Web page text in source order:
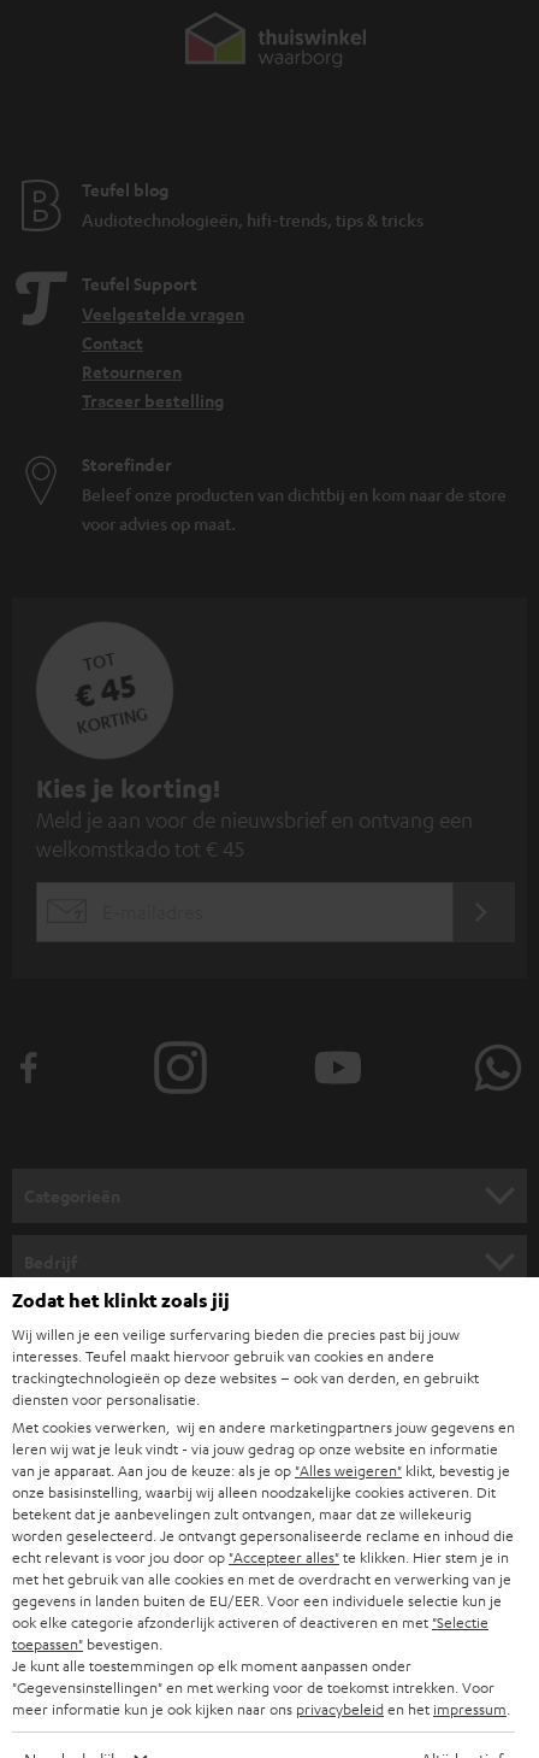
Teufel blog
Audiotechnologieën, hifi-trends, tips & tricks
Teufel Support
Veelgestelde vragen
Contact
Retourneren
Traceer bestelling
Storefinder
Beleef onze producten van dichtbij en kom naar de store
voor advies op maat.
TOT
€ 45
KORTING
A
a
n
n
i
e
u
w
s
b
r
i
e
f
Kies je korting!
Meld je aan voor de nieuwsbrief en ontvang een
welkomstkado tot € 45
COMPLETE SYSTEMEN
SOUNDBARS
HIFI-SPEAKERS
SMART HOME
BLUETOOTH
KOPTELEFOONS
BLUETOOTH KOPTELEFOONS
COMPLETE SETS
CARRIÈRE
PERS & MARKETING
B2B
PARTNERPROGRAMMA
BLOG
NEWSLETTER
STORES
Teufel online shops
DUITSLAND
OOSTENRIJK
ZWITSERLAND
NEDERLAND
BELGIË
FRANKRIJK
Zodat het klinkt zoals jij
Wij willen je een veilige surfervaring bieden die precies past bij jouw
interesses. Teufel maakt hiervoor gebruik van cookies en andere
trackingtechnologieën op deze websites – ook van derden, en gebruikt
diensten voor personalisatie.
Met cookies verwerken, wij en andere marketingpartners jouw gegevens en
leren wij wat je leuk vindt - via jouw gedrag op onze website en informatie
van je apparaat. Aan jou de keuze: als je op "Alles weigeren" klikt, bevestig je
onze basisinstelling, waarbij wij alleen noodzakelijke cookies activeren. Dit
betekent dat je aanbevelingen zult ontvangen, maar dat ze willekeurig
worden geselecteerd. Je ontvangt gepersonaliseerde reclame en inhoud die
echt relevant is voor jou door op "Accepteer alles"te klikken. Hier stem je in
met het gebruik van alle cookies en met de overdracht en verwerking van je
gegevens in landen buiten de EU/EER. Voor een individuele selectie kun je
ook elke categorie afzonderlijk activeren of deactiveren en met "Selectie
toepassen" bevestigen.
Je kunt alle toestemmingen op elk moment aanpassen onder
"Gegevensinstellingen" en met werking voor de toekomst intrekken. Voor
meer informatie kun je ook kijken naar ons privacybeleiden het impressum